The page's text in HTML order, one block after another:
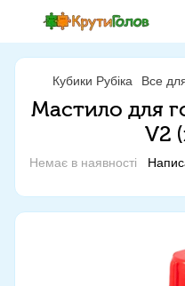
Кубики Рубіка Все
Мастило для
V2
Немає в наявності